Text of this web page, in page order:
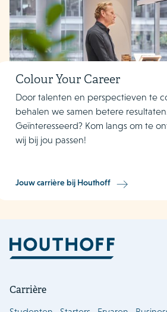
Colour Your Career
Door talenten en perspectieven te
behalen we samen betere
Geïnteresseerd? Kom langs om te
wij bij jou passen!
Jouw carrière bij Houthoff
Carrière